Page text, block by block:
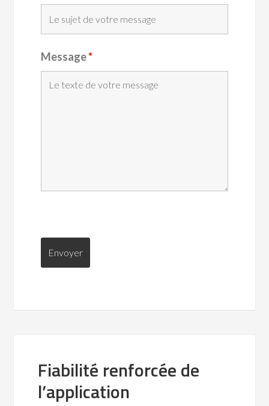
Message*
Fiabilité renforcée de
l’application